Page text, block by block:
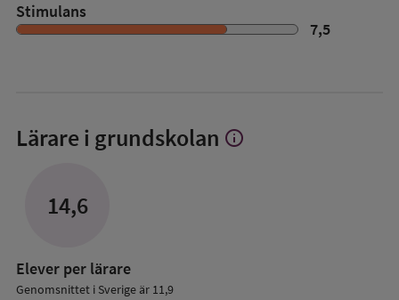
Stimulans
7,5
Lärare i grundskolan Visa
info
14,6
Elever per lärare
Genomsnittet i Sverige är 11,9